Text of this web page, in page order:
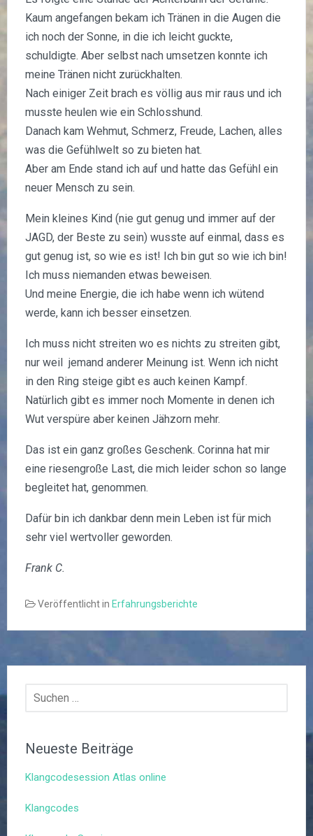
Kaum angefangen bekam ich Tränen in die Augen die
ich noch der Sonne, in die ich leicht guckte,
schuldigte. Aber selbst nach umsetzen konnte ich
meine Tränen nicht zurückhalten.
Nach einiger Zeit brach es völlig aus mir raus und ich
musste heulen wie ein Schlosshund.
Danach kam Wehmut, Schmerz, Freude, Lachen, alles
was die Gefühlwelt so zu bieten hat.
Aber am Ende stand ich auf und hatte das Gefühl ein
neuer Mensch zu sein.
Mein kleines Kind (nie gut genug und immer auf der
JAGD, der Beste zu sein) wusste auf einmal, dass es
gut genug ist, so wie es ist! Ich bin gut so wie ich bin!
Ich muss niemanden etwas beweisen.
Und meine Energie, die ich habe wenn ich wütend
werde, kann ich besser einsetzen.
Ich muss nicht streiten wo es nichts zu streiten gibt,
nur weil jemand anderer Meinung ist. Wenn ich nicht
in den Ring steige gibt es auch keinen Kampf.
Natürlich gibt es immer noch Momente in denen ich
Wut verspüre aber keinen Jähzorn mehr.
Das ist ein ganz großes Geschenk. Corinna hat mir
eine riesengroße Last, die mich leider schon so lange
begleitet hat, genommen.
Dafür bin ich dankbar denn mein Leben ist für mich
sehr viel wertvoller geworden.
Frank C.
Veröffentlicht in Erfahrungsberichte
Suchen
Neueste Beiträge
Klangcodesession Atlas online
Klangcodes